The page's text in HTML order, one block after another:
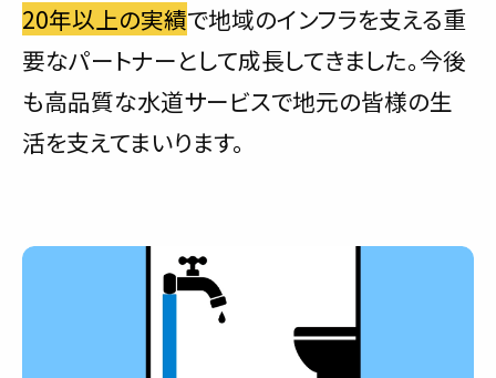
20年以上の実績で地域のインフラを支える重
要なパートナーとして成長してきました。今後
も高品質な水道サービスで地元の皆様の生
活を支えてまいります。